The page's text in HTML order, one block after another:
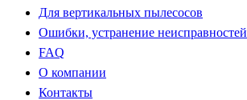
Для вертикальных пылесосов
Ошибки, устранение неисправностей
FAQ
О компании
Контакты